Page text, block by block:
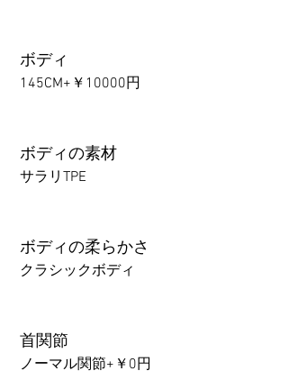
ボディ
145CM+￥10000円
ボディの素材
サラリTPE
ボディの柔らかさ
クラシックボディ
首関節
ノーマル関節+￥0円